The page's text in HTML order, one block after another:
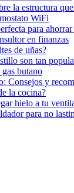
la estructura
WiFi
para
en finanzas
de uñas?
son tan
butano
Consejos y
la cocina?
hielo a tu
para no